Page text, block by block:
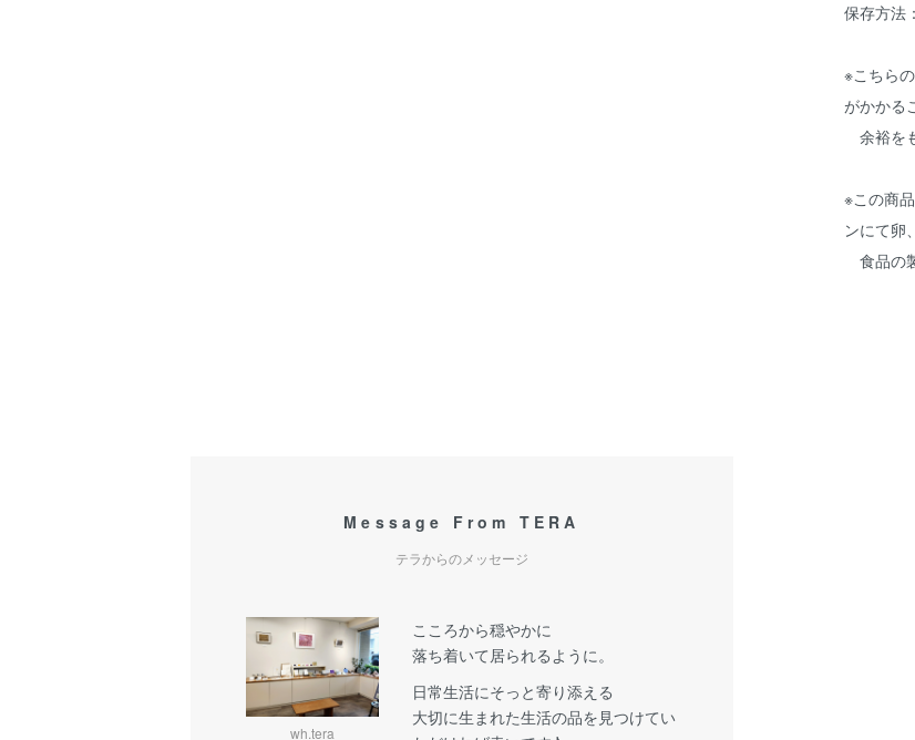
保存方法
※こちら
がかかる
余裕を
※この商
ンにて卵
食品の
Message From TERA
テラからのメッセージ
wh.tera
こころから穏やかに
落ち着いて居られるように。
日常生活にそっと寄り添える
大切に生まれた生活の品を見つけてい